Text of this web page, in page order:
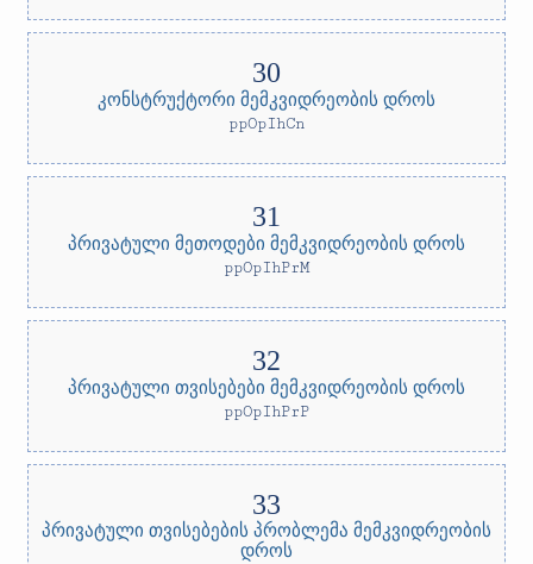
კონსტრუქტორი მემკვიდრეობის დროს
ppOpIhCn
პრივატული მეთოდები მემკვიდრეობის დროს
ppOpIhPrM
პრივატული თვისებები მემკვიდრეობის დროს
ppOpIhPrP
პრივატული თვისებების პრობლემა მემკვიდრეობის
დროს